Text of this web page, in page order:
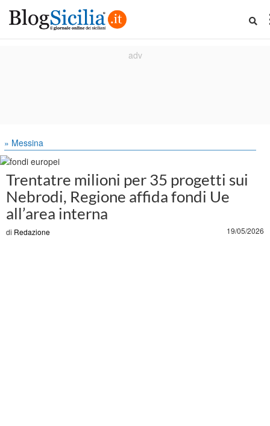
» Messina
Trentatre milioni per 35 progetti sui
Nebrodi, Regione affida fondi Ue
all’area interna
di Redazione 19/05/2026